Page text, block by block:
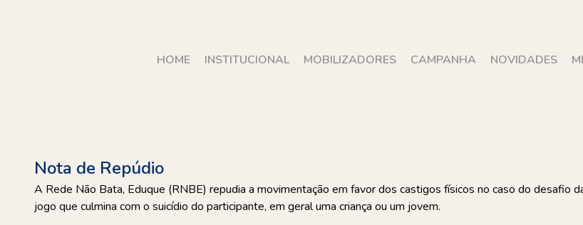
HOME INSTITUCIONAL MOBILIZADORES CAMPANHA NOVIDADES
Nota de Repúdio
A Rede Não Bata, Eduque (RNBE) repudia a movimentação em favor dos castigos físicos no caso do desafio
jogo que culmina com o suicídio do participante, em geral uma criança ou um jovem.